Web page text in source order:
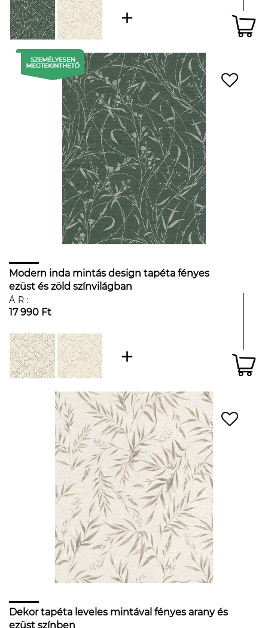
Modern inda mintás design tapéta fényes
ezüst és zöld színvilágban
ÁR:
17 990 Ft
Dekor tapéta leveles mintával fényes arany és
ezüst színben